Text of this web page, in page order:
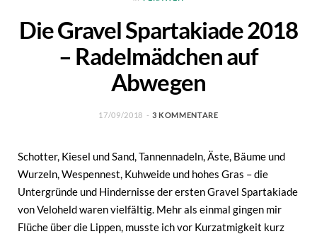
Die Gravel Spartakiade 2018
– Radelmädchen auf
Abwegen
17/09/2018 3 KOMMENTARE
Schotter, Kiesel und Sand, Tannennadeln, Äste, Bäume und
Wurzeln, Wespennest, Kuhweide und hohes Gras – die
Untergründe und Hindernisse der ersten Gravel Spartakiade
von Veloheld waren vielfältig. Mehr als einmal gingen mir
Flüche über die Lippen, musste ich vor Kurzatmigkeit kurz